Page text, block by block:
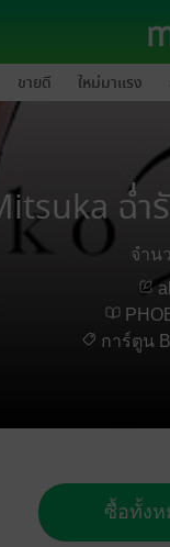
ขายดี ใหม่มาแรง
ฉ่ำ
จำน
การ์ตูน
ซื้อทั้งห